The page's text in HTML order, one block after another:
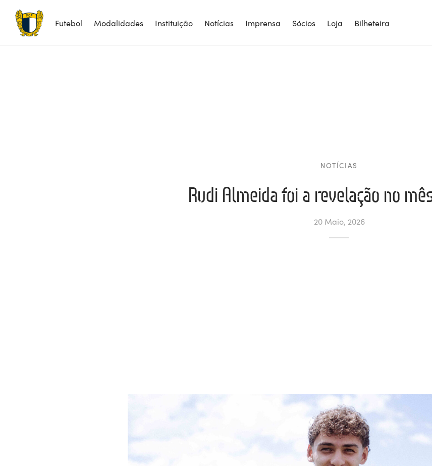
Futebol Modalidades Instituição Notícias Imprensa Sócios Loja Bilheteira
NOTÍCIAS
Rudi Almeida foi a revelação no
20 Maio, 2026